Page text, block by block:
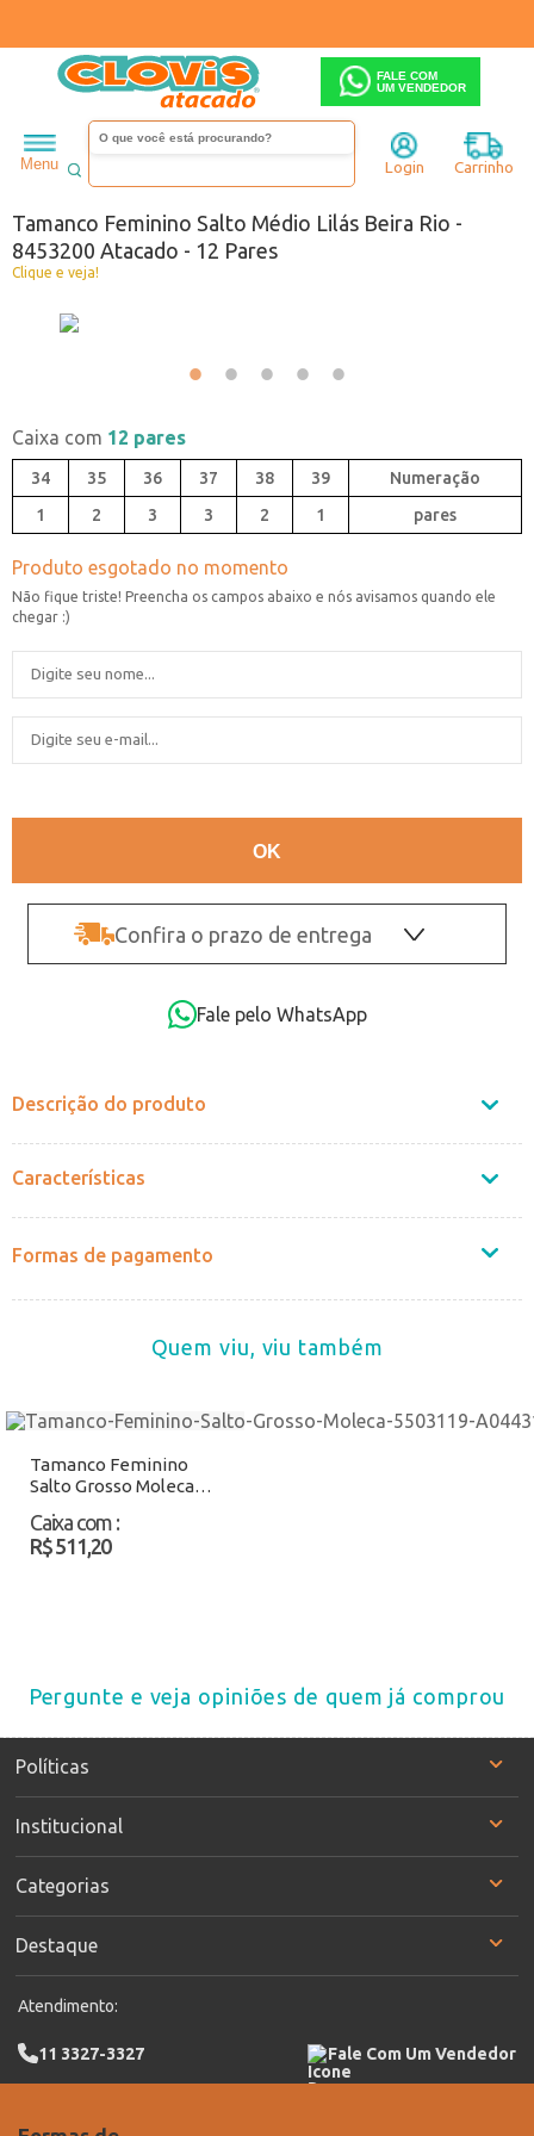
FALE COM
UM VENDEDOR
Menu Login Carrinho
Feminino Tamanco Salto médio
Tamanco Feminino Salto Médio Lilás Beira Rio -
8453200 Atacado - 12 Pares
Clique e veja!
Caixa com 12 pares
34 35 36 37 38
39
1
2 3 3 2 1 pares
Confira o prazo de entrega
Fale pelo WhatsApp
Descrição do produto
Características
Formas de pagamento
Quem viu, viu também
Tamanco Feminino
Salto Grosso Moleca
Caixa com :
R$ 511,20
Pergunte e veja opiniões de quem já comprou
Políticas
Institucional
Categorias
Destaque
Atendimento:
11 3327-3327 Fale Com Um Vendedor